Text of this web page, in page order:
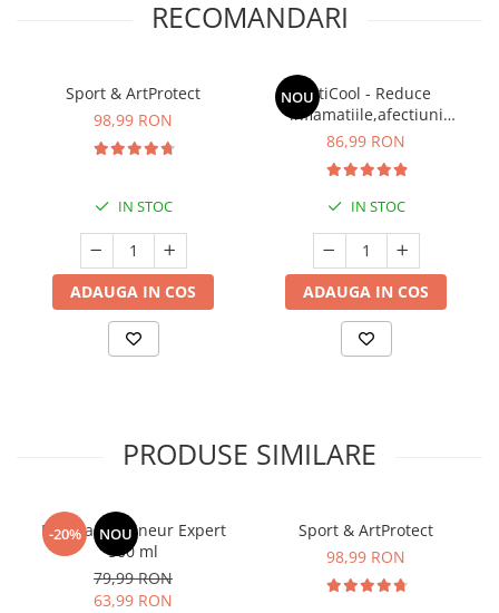
RECOMANDARI
Sport & ArtProtect
98,99 RON
IN STOC
ADAUGA IN COS
NOUArtiCool - Reduce
inflamatiile,afectiuni
reumatice,durerile
300 ml
86,99 RON
IN STOC
ADAUGA IN COS
PRODUSE SIMILARE
-20% NOU
Manhaē Draineur Expert
500 ml
79,99 RON
63,99 RON
Sport & ArtProtect
98,99 RON